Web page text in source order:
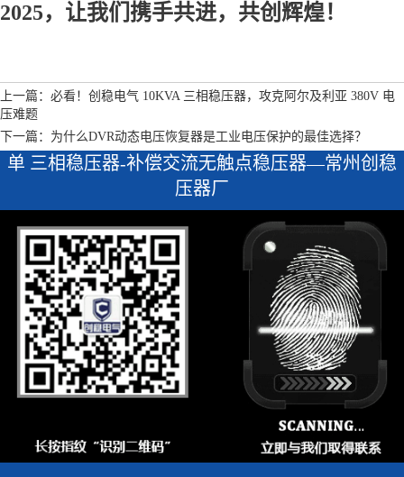
2025，让我们携手共进，共创辉煌！
上一篇：必看！创稳电气 10KVA 三相稳压器，攻克阿尔及利亚 380V 电
压难题
下一篇：为什么DVR动态电压恢复器是工业电压保护的最佳选择？
单 三相稳压器-补偿交流无触点稳压器—常州创稳
压器厂